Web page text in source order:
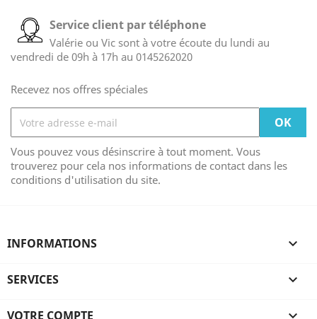
Service client par téléphone
Valérie ou Vic sont à votre écoute du lundi au
vendredi de 09h à 17h au 0145262020
Recevez nos offres spéciales
Vous pouvez vous désinscrire à tout moment. Vous
trouverez pour cela nos informations de contact dans les
conditions d'utilisation du site.
INFORMATIONS 
SERVICES 
VOTRE COMPTE